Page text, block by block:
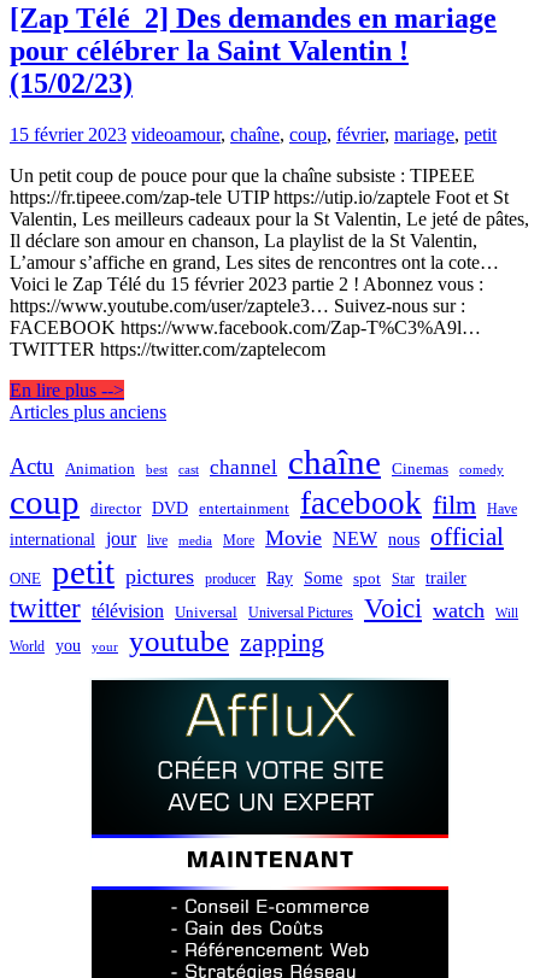
[Zap Télé_2] Des demandes en mariage
pour célébrer la Saint Valentin !
(15/02/23)
15 février 2023 videoamour, chaîne, coup, février, mariage, petit
Un petit coup de pouce pour que la chaîne subsiste : TIPEEE
https://fr.tipeee.com/zap-tele UTIP https://utip.io/zaptele Foot et St
Valentin, Les meilleurs cadeaux pour la St Valentin, Le jeté de pâtes,
Il déclare son amour en chanson, La playlist de la St Valentin,
L’amour s’affiche en grand, Les sites de rencontres ont la cote…
Voici le Zap Télé du 15 février 2023 partie 2 ! Abonnez vous :
https://www.youtube.com/user/zaptele3… Suivez-nous sur :
FACEBOOK https://www.facebook.com/Zap-T%C3%A9l…
TWITTER https://twitter.com/zaptelecom
En lire plus -->
Navigation
articles
Articles plus anciens
Actu Animation best cast channel chaîne Cinemas comedy
coup director DVD entertainment facebook film Have
international jour live media More Movie NEW nous official
ONE petit pictures producer Ray Some spot Star trailer
twitter télévision Universal Universal Pictures Voici watch Will
World you your youtube zapping